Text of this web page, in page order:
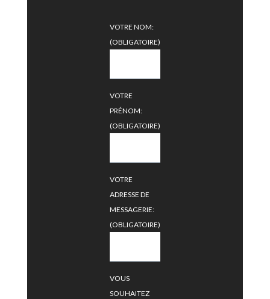
VOTRE NOM:
(OBLIGATOIRE)
VOTRE
PRÉNOM:
(OBLIGATOIRE)
VOTRE
ADRESSE DE
MESSAGERIE:
(OBLIGATOIRE)
VOUS
SOUHAITEZ